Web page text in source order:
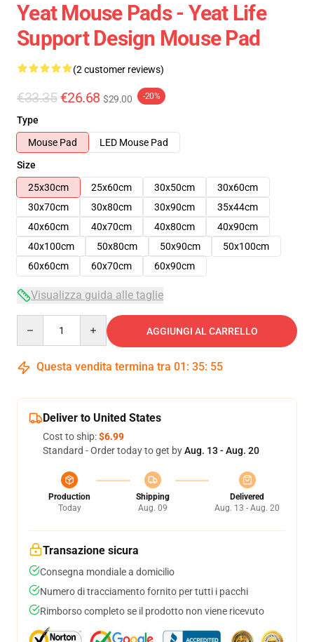
Yeat Mouse Pads - Yeat Life
Support Design Mouse Pad
(2 customer reviews)
€33.35 €26.68 $29.00 -20%
Type
Mouse Pad
LED Mouse Pad
Size
25x30cm
25x60cm 30x50cm
30x60cm
30x70cm
30x80cm 30x90cm
35x44cm
40x60cm
40x70cm 40x80cm
40x90cm
40x100cm
50x80cm 50x90cm
50x100cm
60x60cm
60x70cm 60x90cm
Visualizza guida alle taglie
AGGIUNGI AL CARRELLO
Questa vendita termina tra 01 : 35: 54
Deliver to United States
Cost to ship:$6.99
Standard - Order today to get byAug. 13 - Aug. 20
Production
Today
Shipping
Aug. 09
Delivered
Aug. 13 - Aug. 20
Transazione sicura
Consegna mondiale a domicilio
Numero di tracciamento fornito per tutti i pacchi
Rimborso completo se il prodotto non viene ricevuto